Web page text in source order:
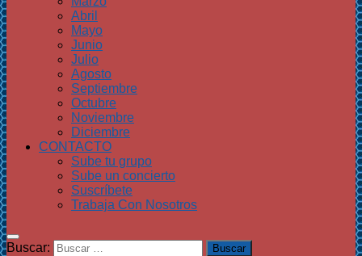
Abril
Mayo
Junio
Julio
Agosto
Septiembre
Octubre
Noviembre
Diciembre
CONTACTO
Sube tu grupo
Sube un concierto
Suscríbete
Trabaja Con Nosotros
Buscar: